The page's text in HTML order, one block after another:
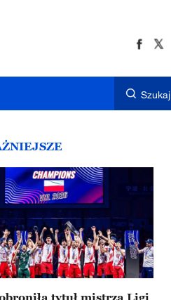
Szukaj
tytuł mistrza Ligi